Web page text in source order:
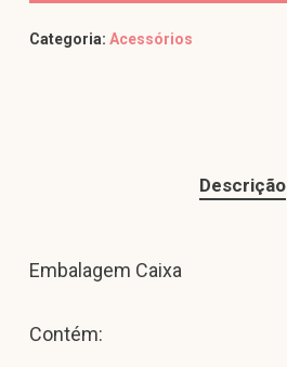
Categoria: Acessórios
Descrição
Embalagem Caixa
Contém: